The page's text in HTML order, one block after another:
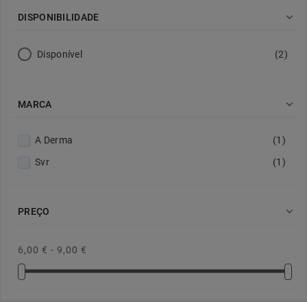
DISPONIBILIDADE 
Disponível (2)
MARCA 
A Derma
(1)
Svr
(1)
PREÇO 
6,00 € - 9,00 €